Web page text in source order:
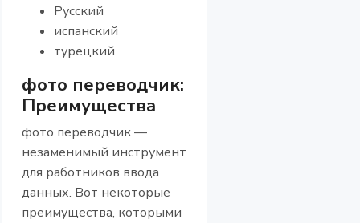
Русский
испанский
турецкий
фото переводчик:
Преимущества
фото переводчик —
незаменимый инструмент
для работников ввода
данных. Вот некоторые
преимущества, которыми